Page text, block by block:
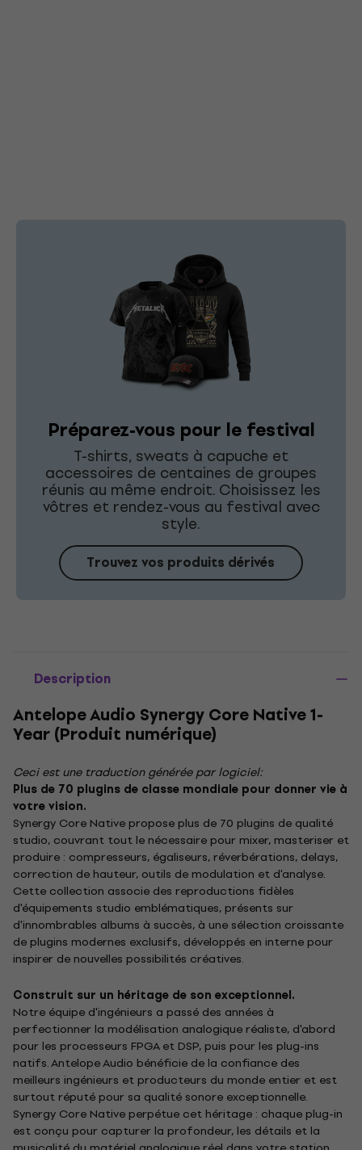
Préparez-vous pour le festival
T-shirts, sweats à capuche et
accessoires de centaines de groupes
réunis au même endroit. Choisissez les
vôtres et rendez-vous au festival avec
style.
Trouvez vos produits dérivés
Description
Antelope Audio Synergy Core Native 1-
Year (Produit numérique)
Ceci est une traduction générée par logiciel:
Plus de 70 plugins de classe mondiale pour donner vie à
votre vision.
Synergy Core Native propose plus de 70 plugins de qualité
studio, couvrant tout le nécessaire pour mixer, masteriser et
produire : compresseurs, égaliseurs, réverbérations, delays,
correction de hauteur, outils de modulation et d'analyse.
Cette collection associe des reproductions fidèles
d'équipements studio emblématiques, présents sur
d'innombrables albums à succès, à une sélection croissante
de plugins modernes exclusifs, développés en interne pour
inspirer de nouvelles possibilités créatives.
Construit sur un héritage de son exceptionnel.
Notre équipe d'ingénieurs a passé des années à
perfectionner la modélisation analogique réaliste, d'abord
pour les processeurs FPGA et DSP, puis pour les plug-ins
natifs. Antelope Audio bénéficie de la confiance des
meilleurs ingénieurs et producteurs du monde entier et est
surtout réputé pour sa qualité sonore exceptionnelle.
Synergy Core Native perpétue cet héritage : chaque plug-in
est conçu pour capturer la profondeur, les détails et la